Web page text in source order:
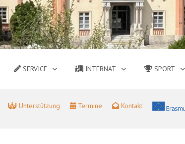
SERVICE INTERNAT SPORT
Unterstützung Termine Kontakt